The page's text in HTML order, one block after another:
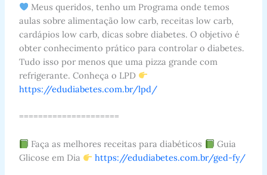
Meus queridos, tenho um Programa onde temos
aulas sobre alimentação low carb, receitas low carb,
cardápios low carb, dicas sobre diabetes. O objetivo é
obter conhecimento prático para controlar o diabetes.
Tudo isso por menos que uma pizza grande com
refrigerante. Conheça o LPD
https://edudiabetes.com.br/lpd/
=====================
Faça as melhores receitas para diabéticos
Guia
Glicose em Dia
https://edudiabetes.com.br/ged-fy/